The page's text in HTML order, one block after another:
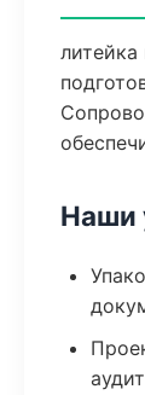
Наши
аудит